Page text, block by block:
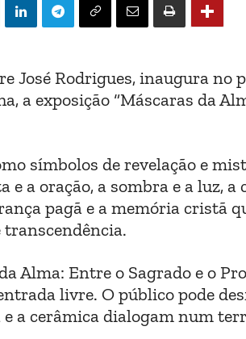
José Rodrigues, inaugura no
a exposição “Máscaras da
símbolos de revelação e
e a oração, a sombra e a luz,
pagã e a memória cristã
Alma: Entre o Sagrado e o
livre. O público pode
a cerâmica dialogam num